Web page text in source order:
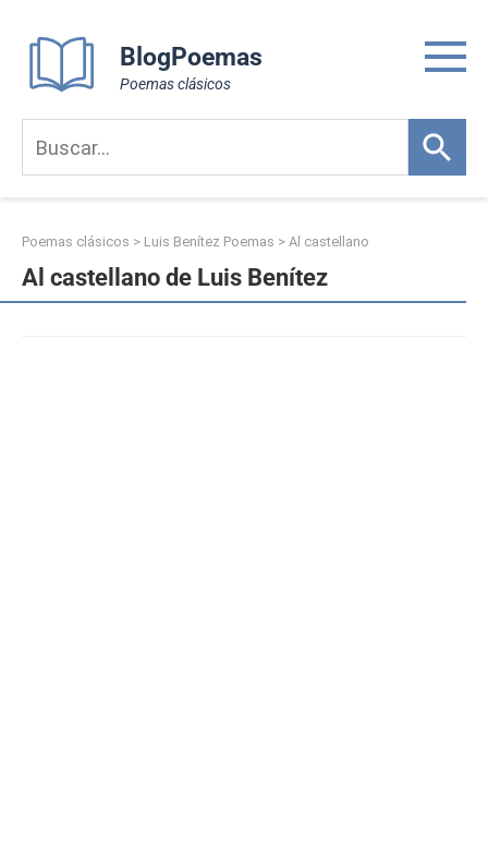
content
BlogPoemas
Poemas clásicos
Poemas clásicos > Luis Benítez Poemas > Al castellano
Al castellano de Luis Benítez